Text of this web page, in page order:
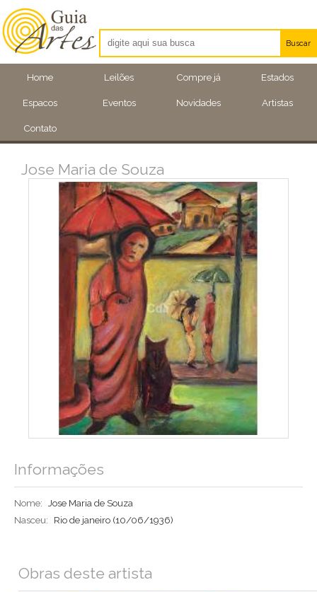
Home Leilões Compre já Estados
Espacos Eventos Novidades Artistas
Contato
Buscar
Artistas
Eventos
Jose Maria de Souza
Informações
Nome: Jose Maria de Souza
Nasceu:
Rio de janeiro (10/06/1936)
Obras deste artista